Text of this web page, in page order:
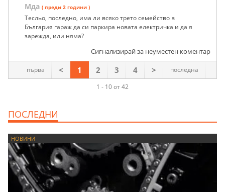
Мда ( преди 2 години )
Тесльо, последно, има ли всяко трето семейство в
България гараж да си паркира новата електричка и да я
зарежда, или няма?
Сигнализирай за неуместен коментар
1 - 10 от 42
първа < 1 2 3 4 > последна
ПОСЛЕДНИ
НОВИНИ